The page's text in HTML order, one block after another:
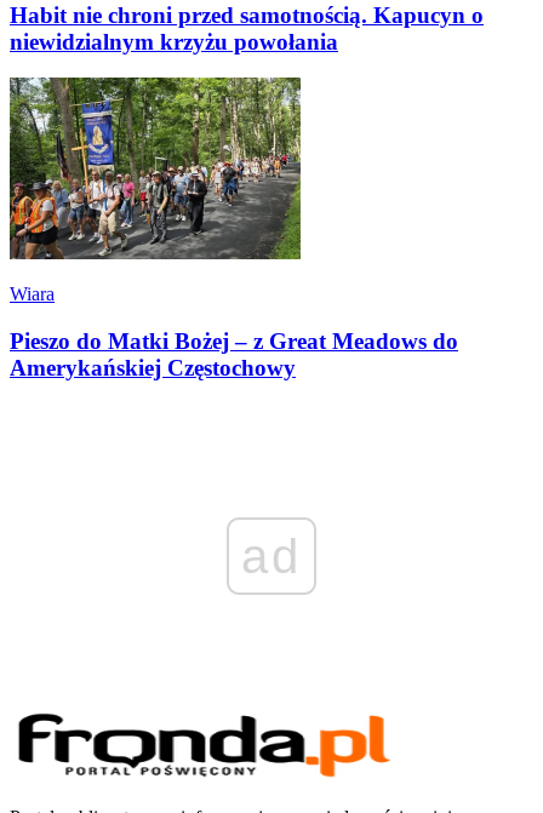
Habit nie chroni przed samotnością. Kapucyn o
niewidzialnym krzyżu powołania
Wiara
Pieszo do Matki Bożej – z Great Meadows do
Amerykańskiej Częstochowy
ad